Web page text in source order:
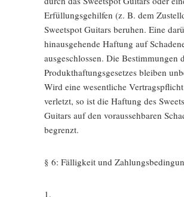
Erfüllungsgehilfen (z. B. dem
Sweetspot Guitars beruhen. Eine
hinausgehende Haftung auf
ausgeschlossen. Die Bestimmungen
Produkthaftungsgesetzes bleiben
Wird eine wesentliche
verletzt, so ist die Haftung des
Guitars auf den voraussehbaren
begrenzt.
§ 6: Fälligkeit und
1.